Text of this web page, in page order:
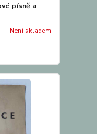
písně a
Není skladem